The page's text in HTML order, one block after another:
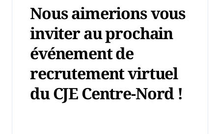
Nous aimerions vous
inviter au prochain
événement de
recrutement virtuel
du CJE Centre-Nord !